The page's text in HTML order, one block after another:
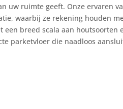
uw ruimte geeft. Onze ervaren
waarbij ze rekening houden
een breed scala aan houtsoorten
parketvloer die naadloos